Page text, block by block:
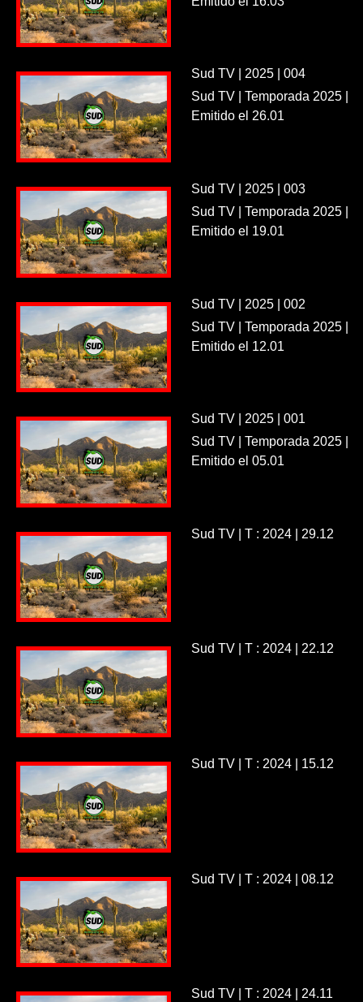
Sud TV | 2025 | 004
Sud TV | Temporada 2025 |
Emitido el 26.01
Sud TV | 2025 | 003
Sud TV | Temporada 2025 |
Emitido el 19.01
Sud TV | 2025 | 002
Sud TV | Temporada 2025 |
Emitido el 12.01
Sud TV | 2025 | 001
Sud TV | Temporada 2025 |
Emitido el 05.01
Sud TV | T : 2024 | 29.12
Sud TV | T : 2024 | 22.12
Sud TV | T : 2024 | 15.12
Sud TV | T : 2024 | 08.12
Sud TV | T : 2024 | 24.11